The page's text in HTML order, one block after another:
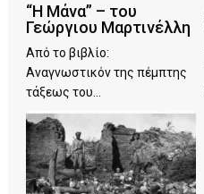
“Η Μάνα” – του
Γεώργιου Μαρτινέλλη
Από το βιβλίο:
Αναγνωστικόν της πέμπτης
τάξεως του...